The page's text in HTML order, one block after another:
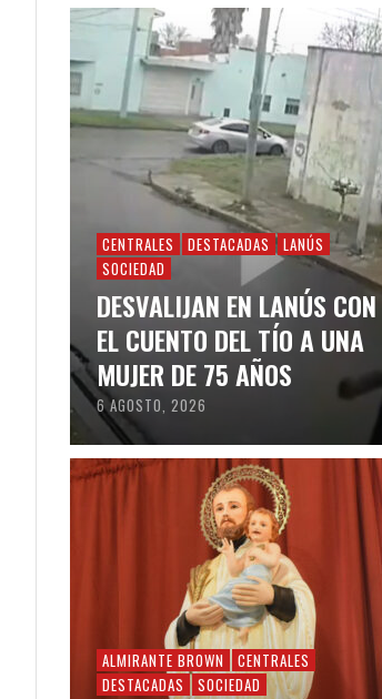
CENTRALES DESTACADAS
LANÚS
SOCIEDAD
DESVALIJAN EN LANÚS CON
EL CUENTO DEL TÍO A UNA
MUJER DE 75 AÑOS
6 AGOSTO, 2026
ALMIRANTE BROWN
CENTRALES
DESTACADAS
SOCIEDAD